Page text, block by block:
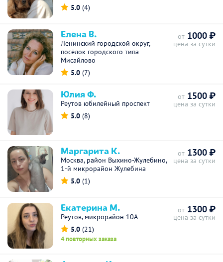
5.0 (4)
Елена В.
Ленинский городской округ,
посёлок городского типа
Мисайлово
5.0 (7)
от 1000 ₽
цена за сутки
Юлия Ф.
Реутов юбилейный проспект
5.0 (8)
от 1500 ₽
цена за сутки
Маргарита К.
Москва, район Выхино-Жулебино,
1-й микрорайон Жулебина
5.0 (1)
от 1300 ₽
цена за сутки
Екатерина М.
Реутов, микрорайон 10А
5.0 (21)
4 повторных заказа
от 1300 ₽
цена за сутки